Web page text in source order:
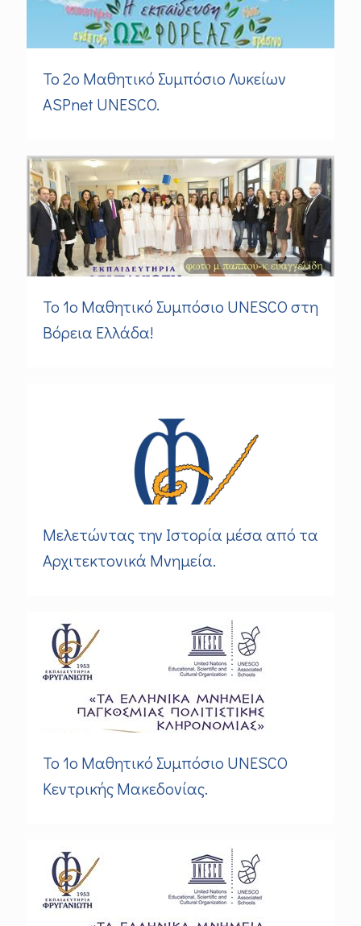
Το 2ο Μαθητικό Συμπόσιο Λυκείων
ASPnet UNESCO.
Το 1ο Μαθητικό Συμπόσιο UNESCO στη
Βόρεια Ελλάδα!
Μελετώντας την Ιστορία μέσα από τα
Aρχιτεκτονικά Mνημεία.
Το 1ο Μαθητικό Συμπόσιο UNESCO
Κεντρικής Μακεδονίας.